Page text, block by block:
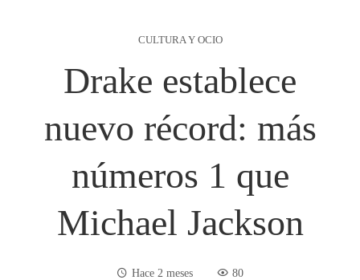
CULTURA Y OCIO
Drake establece
nuevo récord: más
números 1 que
Michael Jackson
Hace 2 meses 80